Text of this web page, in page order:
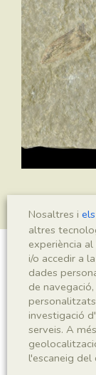
Sigla
MNHN 17478
Nosaltres i
altres
experiència
i/o accedir a
dades
de
investigació
serveis. A
l'escaneig del